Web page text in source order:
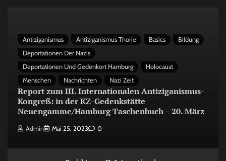
Antiziganismus Antiziganismus Thorie Basics
Bildung
Deportationen Der Nazis
Deportationen Und Gedenkort Hamburg
Holocaust
Menschen
Nachrichten Nazi Zeit
Report zum III. Internationalen Antiziganismus-
Kongreß: in der KZ-Gedenkstätte
Neuengamme/Hamburg Taschenbuch – 20. März
Admin Mai 25, 2023 0